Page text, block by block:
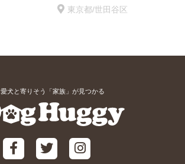
東京都/世田谷区
愛犬と寄りそう「家族」が見つかる